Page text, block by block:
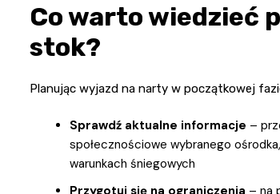
Co warto wiedzieć
stok?
Planując wyjazd na narty w początkowej
Sprawdź aktualne informacje –
społecznościowe wybranego
warunkach śniegowych
Przygotuj się na ograniczenia – na